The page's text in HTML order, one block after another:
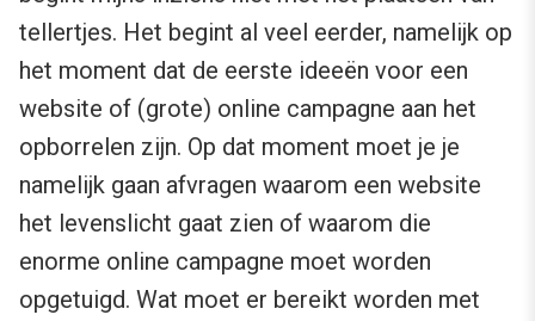
tellertjes. Het begint al veel eerder, namelijk op
het moment dat de eerste ideeën voor een
website of (grote) online campagne aan het
opborrelen zijn. Op dat moment moet je je
namelijk gaan afvragen waarom een website
het levenslicht gaat zien of waarom die
enorme online campagne moet worden
opgetuigd. Wat moet er bereikt worden met